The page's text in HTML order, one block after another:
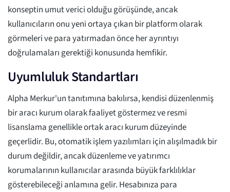
konseptin umut verici olduğu görüşünde, ancak
kullanıcıların onu yeni ortaya çıkan bir platform olarak
görmeleri ve para yatırmadan önce her ayrıntıyı
doğrulamaları gerektiği konusunda hemfikir.
Uyumluluk Standartları
Alpha Merkur'un tanıtımına bakılırsa, kendisi düzenlenmiş
bir aracı kurum olarak faaliyet göstermez ve resmi
lisanslama genellikle ortak aracı kurum düzeyinde
geçerlidir. Bu, otomatik işlem yazılımları için alışılmadık bir
durum değildir, ancak düzenleme ve yatırımcı
korumalarının kullanıcılar arasında büyük farklılıklar
gösterebileceği anlamına gelir. Hesabınıza para